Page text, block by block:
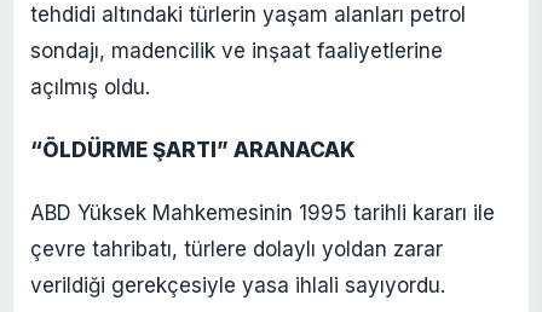
tehdidi altındaki türlerin yaşam alanları petrol
sondajı, madencilik ve inşaat faaliyetlerine
açılmış oldu.
“ÖLDÜRME ŞARTI” ARANACAK
ABD Yüksek Mahkemesinin 1995 tarihli kararı ile
çevre tahribatı, türlere dolaylı yoldan zarar
verildiği gerekçesiyle yasa ihlali sayıyordu.